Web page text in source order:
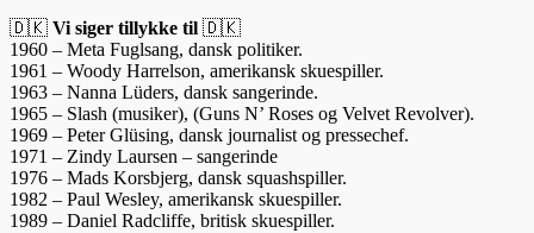
🇩🇰 Vi siger tillykke til 🇩🇰
1960 – Meta Fuglsang, dansk politiker.
1961 – Woody Harrelson, amerikansk skuespiller.
1963 – Nanna Lüders, dansk sangerinde.
1965 – Slash (musiker), (Guns N’ Roses og Velvet Revolver).
1969 – Peter Glüsing, dansk journalist og pressechef.
1971 – Zindy Laursen – sangerinde
1976 – Mads Korsbjerg, dansk squashspiller.
1982 – Paul Wesley, amerikansk skuespiller.
1989 – Daniel Radcliffe, britisk skuespiller.